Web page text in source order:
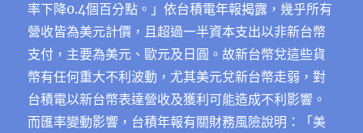
率下降0.4個百分點。」依台積電年報揭露，幾乎所有
營收皆為美元計價，且超過一半資本支出以非新台幣
支付，主要為美元、歐元及日圓。故新台幣兌這些貨
幣有任何重大不利波動，尤其美元兌新台幣走弱，對
台積電以新台幣表達營收及獲利可能造成不利影響。
而匯率變動影響，台積年報有關財務風險說明：「美